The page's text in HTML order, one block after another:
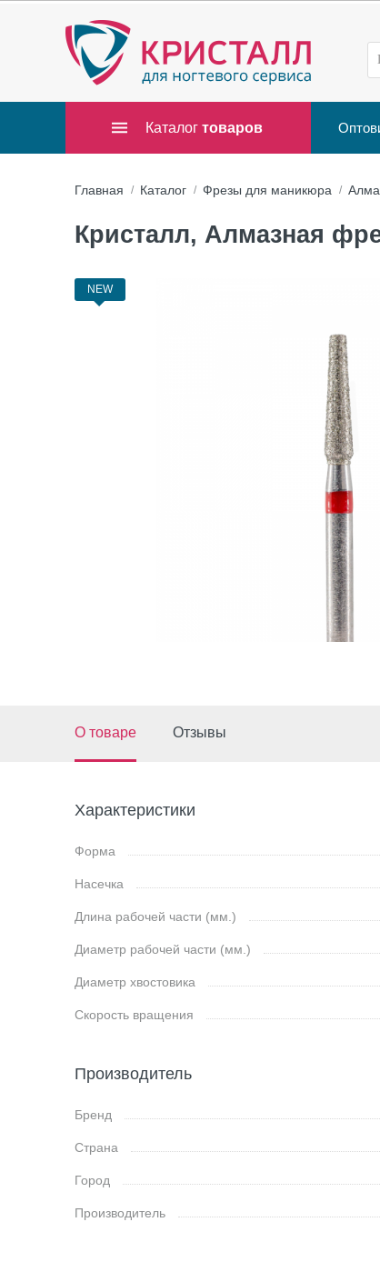
Каталог товаров
Главная Каталог Фрезы для маникюра
Кристалл, Алмазная
NEW
О товаре Отзывы
Характеристики
Форма
Насечка
Длина рабочей части (мм.)
Диаметр рабочей части (мм.)
Диаметр хвостовика
Скорость вращения
Производитель
Бренд
Страна
Город
Производитель